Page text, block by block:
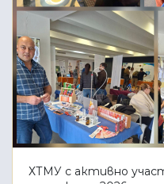
ХТМУ с активно